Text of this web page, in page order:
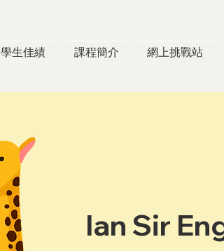
學生佳績 課程簡介 網上挑戰站
Ian Sir